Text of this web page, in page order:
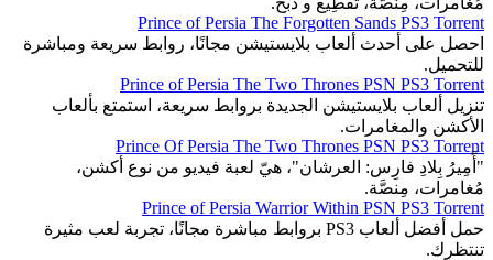
Prince of Persia The Forgotten Sands PS3 Torrent
احصل على أحدث ألعاب بلايستيشن مجانًا، روابط سريعة ومباشرة
للتحميل.
Prince of Persia The Two Thrones PSN PS3 Torrent
تنزيل ألعاب بلايستيشن الجديدة بروابط سريعة، استمتع بألعاب
الأكشن والمغامرات.
Prince Of Persia The Two Thrones PSN PS3 Torrent
"أًَمِيرُ بِلادِ فارِس: العرشان"، هيّ لعبة فيديو من نوع أكشن،
مُغامرات، مِنصَّة.
Prince of Persia Warrior Within PSN PS3 Torrent
حمل أفضل ألعاب PS3 بروابط مباشرة مجانًا، تجربة لعب مثيرة
تنتظرك.